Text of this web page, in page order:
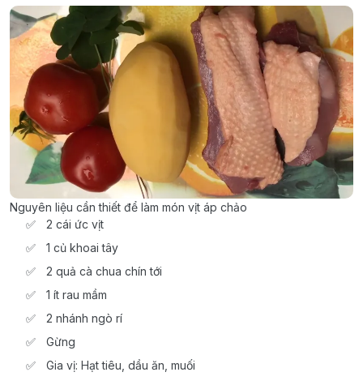
Nguyên liệu cần thiết để làm món vịt áp chảo
2 cái ức vịt
1 củ khoai tây
2 quả cà chua chín tới
1 ít rau mầm
2 nhánh ngò rí
Gừng
Gia vị: Hạt tiêu, dầu ăn, muối